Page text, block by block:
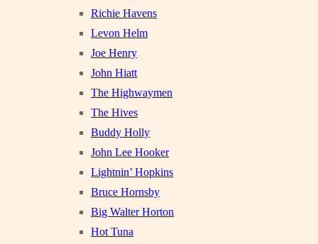
Richie Havens
Levon Helm
Joe Henry
John Hiatt
The Highwaymen
The Hives
Buddy Holly
John Lee Hooker
Lightnin’ Hopkins
Bruce Hornsby
Big Walter Horton
Hot Tuna